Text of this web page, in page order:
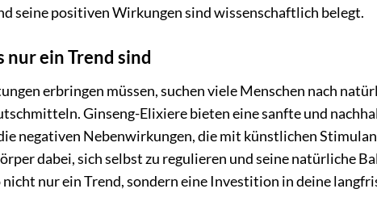
seine positiven Wirkungen sind wissenschaftlich belegt.
ein Trend sind
erbringen müssen, suchen viele Menschen nach
Ginseng-Elixiere bieten eine sanfte und
negativen Nebenwirkungen, die mit künstlichen
dabei, sich selbst zu regulieren und seine natürliche
nur ein Trend, sondern eine Investition in deine